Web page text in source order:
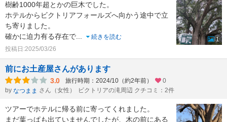
樹齢1000年超とかの巨木でした。
ホテルからビクトリアフォールズへ向かう途中で立
ち寄りました。
確かに迫力有る存在で...
続きを読む
投稿日:2025/03/26
1
前にお土産屋さんがあります
3.0 旅行時期：2024/10（約2年前）
0
by なつまま さん（女性） ビクトリアの滝周辺 クチコミ：2件
ツアーでホテルに帰る前に寄ってくれました。
まだ葉っぱも出ていませんでしたが、木の前にある